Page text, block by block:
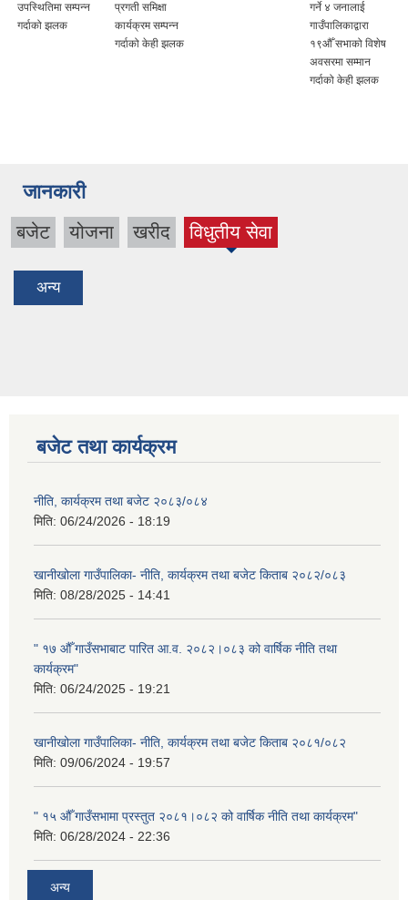
उपस्थितिमा सम्पन्न
गर्दाको झलक
प्रगती समिक्षा
कार्यक्रम सम्पन्न
गर्दाको केही झलक
गर्ने ४ जनालाई
गाउँपालिकाद्वारा
१९औँ सभाको विशेष
अवसरमा सम्मान
गर्दाको केही झलक
जानकारी
बजेट योजना खरीद विधुतीय सेवा
(active
अन्य
बजेट तथा कार्यक्रम
नीति, कार्यक्रम तथा बजेट २०८३/०८४
मिति: 06/24/2026 - 18:19
खानीखोला गाउँपालिका- नीति, कार्यक्रम तथा बजेट किताब २०८२/०८३
मिति: 08/28/2025 - 14:41
" १७ औँ गाउँसभाबाट पारित आ.व. २०८२।०८३ को वार्षिक नीति तथा
कार्यक्रम"
मिति: 06/24/2025 - 19:21
खानीखोला गाउँपालिका- नीति, कार्यक्रम तथा बजेट किताब २०८१/०८२
मिति: 09/06/2024 - 19:57
" १५ औँ गाउँसभामा प्रस्तुत २०८१।०८२ को वार्षिक नीति तथा कार्यक्रम"
मिति: 06/28/2024 - 22:36
अन्य